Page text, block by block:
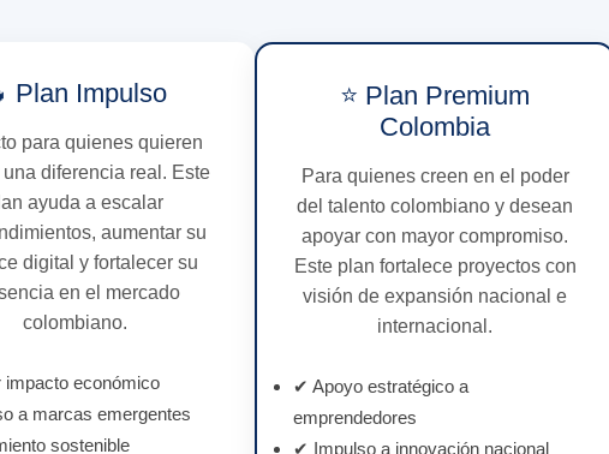
Plan Impulso
para quienes quieren
una diferencia real. Este
ayuda a escalar
aumentar su
digital y fortalecer su
en el mercado
colombiano.
económico
a marcas emergentes
sostenible
⭐ Plan Premium
Colombia
Para quienes creen en el poder
del talento colombiano y desean
apoyar con mayor compromiso.
Este plan fortalece proyectos con
visión de expansión nacional e
internacional.
✔ Apoyo estratégico a
emprendedores
✔ Impulso a innovación nacional